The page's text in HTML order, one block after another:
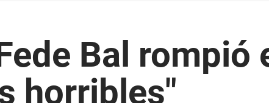
Bal rompió
horribles"